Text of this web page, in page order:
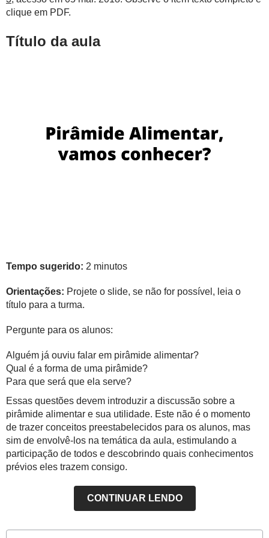
clique em PDF.
Título da aula
Tempo sugerido: 2 minutos
Orientações: Projete o slide, se não for possível, leia o
título para a turma.
Pergunte para os alunos:
Alguém já ouviu falar em pirâmide alimentar?
Qual é a forma de uma pirâmide?
Para que será que ela serve?
Essas questões devem introduzir a discussão sobre a
pirâmide alimentar e sua utilidade. Este não é o momento
de trazer conceitos preestabelecidos para os alunos, mas
sim de envolvê-los na temática da aula, estimulando a
participação de todos e descobrindo quais conhecimentos
prévios eles trazem consigo.
CONTINUAR LENDO